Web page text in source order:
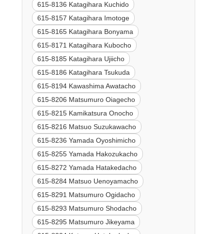
615-8136 Katagihara Kuchido
615-8157 Katagihara Imotoge
615-8165 Katagihara Bonyama
615-8171 Katagihara Kubocho
615-8185 Katagihara Ujiicho
615-8186 Katagihara Tsukuda
615-8194 Kawashima Awatacho
615-8206 Matsumuro Oiagecho
615-8215 Kamikatsura Onocho
615-8216 Matsuo Suzukawacho
615-8236 Yamada Oyoshimicho
615-8255 Yamada Hakozukacho
615-8272 Yamada Hatakedacho
615-8284 Matsuo Uenoyamacho
615-8291 Matsumuro Ogidacho
615-8293 Matsumuro Shodacho
615-8295 Matsumuro Jikeyama